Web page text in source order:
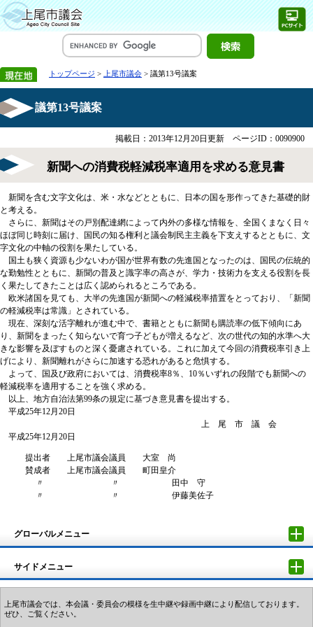
トップページ > 上尾市議会 > 議第13号議案
議第13号議案
掲載日：2013年12月20日更新 ページID：0090900
新聞への消費税軽減税率適用を求める意見書
新聞を含む文字文化は、米・水などとともに、日本の国を形作ってきた基礎的財
と考える。
さらに、新聞はその戸別配達網によって内外の多様な情報を、全国くまなく日々
ほぼ同じ時刻に届け、国民の知る権利と議会制民主主義を下支えするとともに、文
字文化の中軸の役割を果たしている。
国土も狭く資源も少ないわが国が世界有数の先進国となったのは、国民の伝統的
な勤勉性とともに、新聞の普及と識字率の高さが、学力・技術力を支える役割を長
く果たしてきたことは広く認められるところである。
欧米諸国を見ても、大半の先進国が新聞への軽減税率措置をとっており、「新聞
の軽減税率は常識」とされている。
現在、深刻な活字離れが進む中で、書籍とともに新聞も購読率の低下傾向にあ
り、新聞をまったく知らないで育つ子どもが増えるなど、次の世代の知的水準へ大
きな影響を及ぼすものと深く憂慮されている。これに加えて今回の消費税率引き上
げにより、新聞離れがさらに加速する恐れがあると危惧する。
よって、国及び政府においては、消費税率8％、10％いずれの段階でも新聞への
軽減税率を適用することを強く求める。
以上、地方自治法第99条の規定に基づき意見書を提出する。
平成25年12月20日
上 尾 市 議 会
平成25年12月20日
提出者 上尾市議会議員 大室 尚
賛成者 上尾市議会議員 町田皇介
〃 〃 田中 守
〃 〃 伊藤美佐子
グローバルメニュー
サイドメニュー
上尾市議会では、本会議・委員会の模様を生中継や録画中継により配信しております。
ぜひ、ご覧ください。